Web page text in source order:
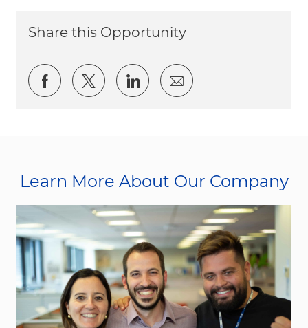
Share this Opportunity
Share via Facebook
Share via twitter
Share via LinkedIn
Share via email
Learn More About Our Company